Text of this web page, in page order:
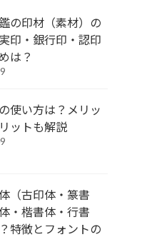
の印材（素材）の
印・銀行印・認印
は？
使い方は？メリッ
ットも解説
（古印体・篆書
・楷書体・行書
特徴とフォントの